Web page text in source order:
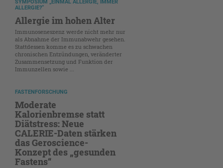
SYMPOSIUM „EINMAL ALLERGIE, IMMER
ALLERGIE?“
Allergie im hohen Alter
Immunoseneszenz werde nicht mehr nur
als Abnahme der Immunabwehr gesehen.
Stattdessen komme es zu schwachen
chronischen Entzündungen, veränderter
Zusammensetzung und Funktion der
Immunzellen sowie ...
FASTENFORSCHUNG
Moderate
Kalorienbremse statt
Diätstress: Neue
CALERIE-Daten stärken
das Geroscience-
Konzept des „gesunden
Fastens“